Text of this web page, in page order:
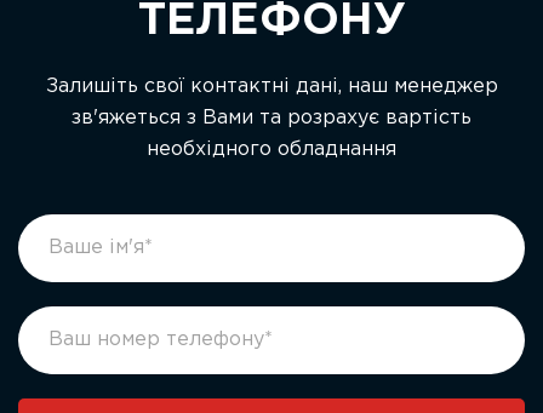
ТЕЛЕФОНУ
Залишіть свої контактні дані, наш менеджер
зв'яжеться з Вами та розрахує вартість
необхідного обладнання
footer
form
If
you
human,
leave